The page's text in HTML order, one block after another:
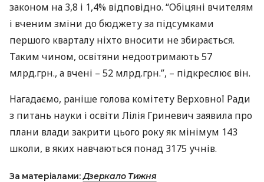
законом на 3,8 і 1,4% відповідно. “Обіцяні вчителям
і вченим зміни до бюджету за підсумками
першого кварталу ніхто вносити не збирається.
Таким чином, освітяни недоотримають 57
млрд.грн., а вчені – 52 млрд.грн.”, – підкреслює він.
Нагадаємо, раніше голова комітету Верховної Ради
з питань науки і освіти Лілія Гриневич заявила про
плани влади закрити цього року як мінімум 143
школи, в яких навчаються понад 3175 учнів.
За матеріалами:Дзеркало Тижня